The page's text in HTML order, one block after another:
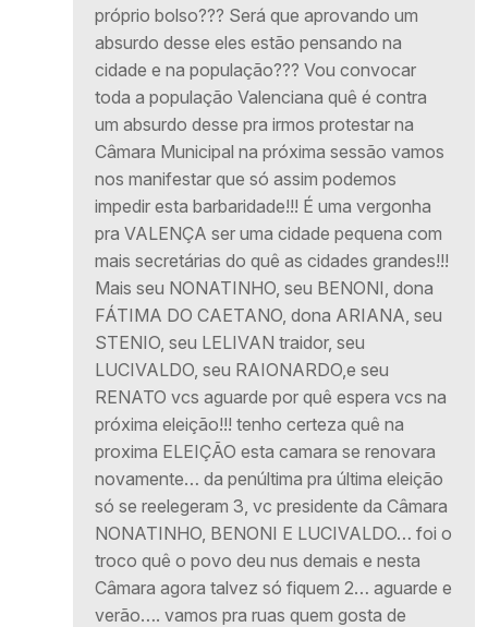
próprio bolso??? Será que aprovando um
absurdo desse eles estão pensando na
cidade e na população??? Vou convocar
toda a população Valenciana quê é contra
um absurdo desse pra irmos protestar na
Câmara Municipal na próxima sessão vamos
nos manifestar que só assim podemos
impedir esta barbaridade!!! É uma vergonha
pra VALENÇA ser uma cidade pequena com
mais secretárias do quê as cidades grandes!!!
Mais seu NONATINHO, seu BENONI, dona
FÁTIMA DO CAETANO, dona ARIANA, seu
STENIO, seu LELIVAN traidor, seu
LUCIVALDO, seu RAIONARDO,e seu
RENATO vcs aguarde por quê espera vcs na
próxima eleição!!! tenho certeza quê na
proxima ELEIÇÃO esta camara se renovara
novamente… da penúltima pra última eleição
só se reelegeram 3, vc presidente da Câmara
NONATINHO, BENONI E LUCIVALDO… foi o
troco quê o povo deu nus demais e nesta
Câmara agora talvez só fiquem 2… aguarde e
verão…. vamos pra ruas quem gosta de